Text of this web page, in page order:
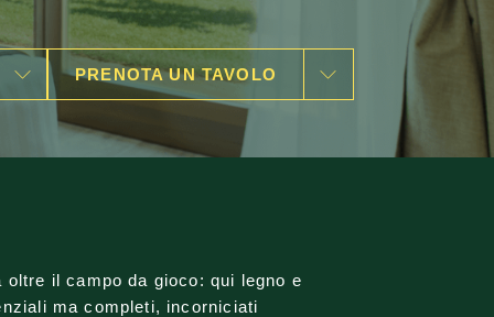
PRENOTA UN TAVOLO
oltre il campo da gioco: qui legno e
ma completi, incorniciati